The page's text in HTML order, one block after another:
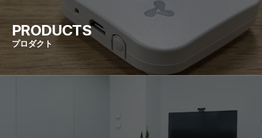
プロダクト
PRODUCTS